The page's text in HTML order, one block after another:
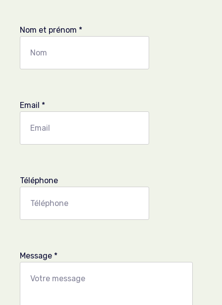
Nom et prénom *
Email *
Téléphone
Message *